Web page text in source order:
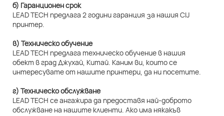
б) Гаранционен срок
LEAD TECH предлага 2 години гаранция за нашия CIJ
принтер.
в) Техническо обучение
LEAD TECH предлага техническо обучение в нашия
обект в град Джухай, Китай. Каним ви, които се
интересувате от нашите принтери, да ни посетите.
г) Техническо обслужване
LEAD TECH се ангажира да предоставя най-доброто
обслужване на нашите клиенти. Ако има някакъв